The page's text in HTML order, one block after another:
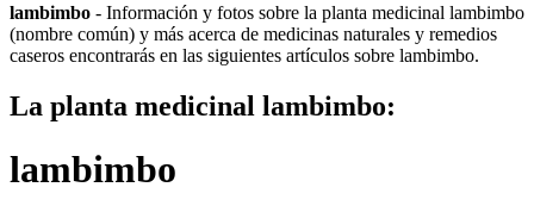
lambimbo - Información y fotos sobre la planta medicinal lambimbo
(nombre común) y más acerca de medicinas naturales y remedios
caseros encontrarás en las siguientes artículos sobre lambimbo.
La planta medicinal lambimbo:
lambimbo